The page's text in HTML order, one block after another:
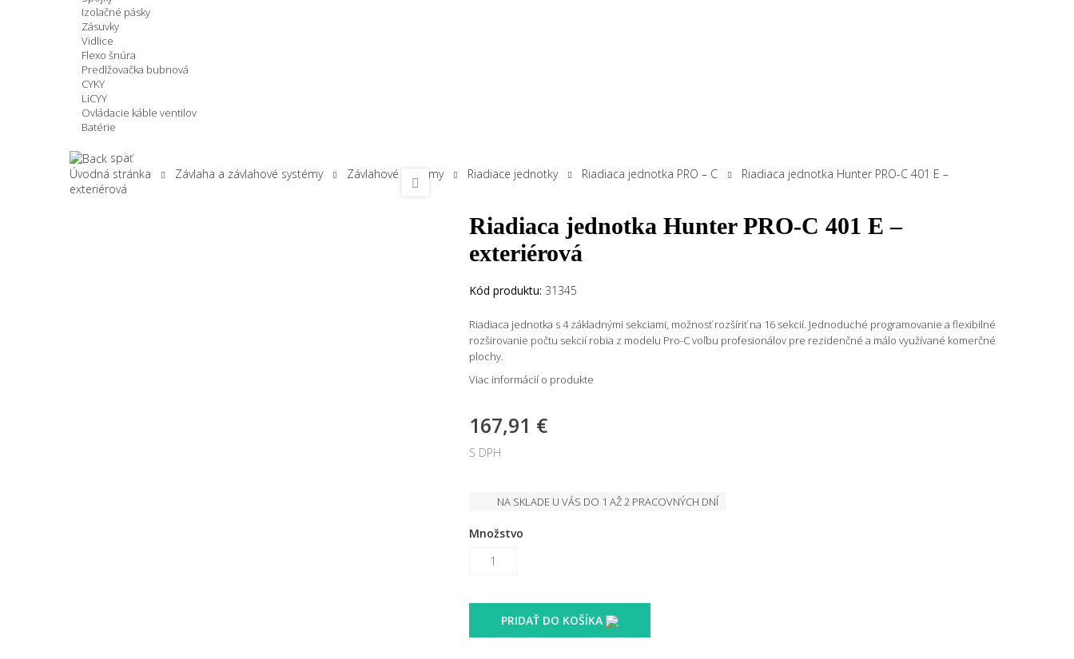
Izolačné pásky
Zásuvky
Vidlice
Flexo šnúra
Predlžovačka bubnová
CYKY
LiCYY
Ovládacie káble ventilov
Batérie
späť
Úvodná stránka
Závlaha a závlahové systémy Závlahové systémy Riadiace jednotky Riadiaca jednotka PRO – C
Riadiaca jednotka Hunter PRO-C 401 E –
exteriérová
Riadiaca jednotka Hunter PRO-C 401 E –
exteriérová
Kód produktu: 31345
Riadiaca jednotka s 4 základnými sekciami, možnosť rozšíriť na 16 sekcií. Jednoduché programovanie a flexibilné
rozširovanie počtu sekcií robia z modelu Pro-C voľbu profesionálov pre rezidenčné a málo využívané komerčné
plochy.
Viac informácií o produkte
167,91 €
S DPH
NA SKLADE U VÁS DO 1 AŽ 2 PRACOVNÝCH DNÍ
Množstvo
PRIDAŤ DO KOŠÍKA